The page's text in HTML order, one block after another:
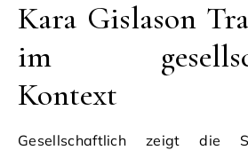
Kara Gislason
im
Kontext
Gesellschaftlich zeigt die